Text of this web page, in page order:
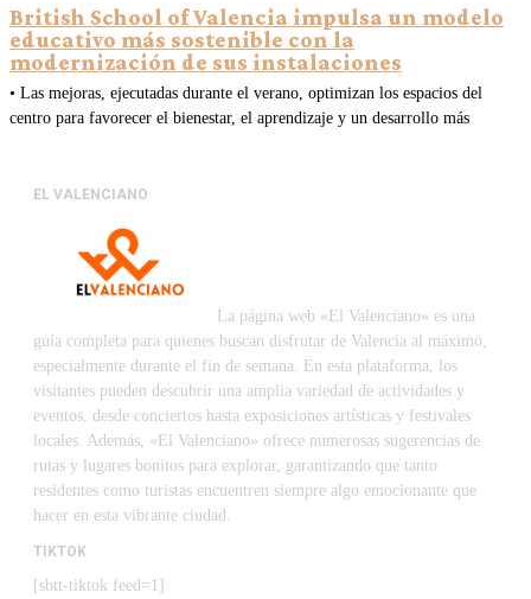
British School of Valencia impulsa un modelo
educativo más sostenible con la
modernización de sus instalaciones
• Las mejoras, ejecutadas durante el verano, optimizan los espacios del
centro para favorecer el bienestar, el aprendizaje y un desarrollo más
EL VALENCIANO
La página web «El Valenciano» es una
guía completa para quienes buscan disfrutar de Valencia al máximo,
especialmente durante el fin de semana. En esta plataforma, los
visitantes pueden descubrir una amplia variedad de actividades y
eventos, desde conciertos hasta exposiciones artísticas y festivales
locales. Además, «El Valenciano» ofrece numerosas sugerencias de
rutas y lugares bonitos para explorar, garantizando que tanto
residentes como turistas encuentren siempre algo emocionante que
hacer en esta vibrante ciudad.
TIKTOK
[sbtt-tiktok feed=1]